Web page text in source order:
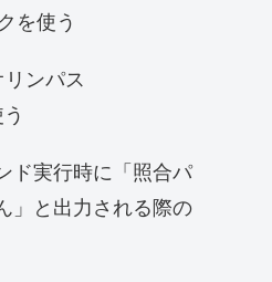
を使う
リンパス
ド実行時に「照合パ
」と出力される際の